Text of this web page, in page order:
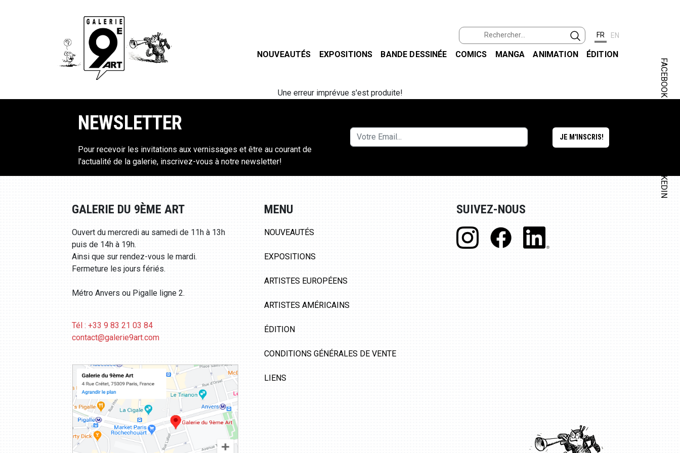
FR EN
NOUVEAUTÉS EXPOSITIONS BANDE DESSINÉE COMICS MANGA ANIMATION ÉDITION
FACEBOOK
LINKEDIN
Une erreur imprévue s'est produite!
NEWSLETTER
Pour recevoir les invitations aux vernissages et être au courant de
l'actualité de la galerie, inscrivez-vous à notre newsletter!
GALERIE DU 9ÈME ART
Ouvert du mercredi au samedi de 11h à 13h
puis de 14h à 19h.
Ainsi que sur rendez-vous le mardi.
Fermeture les jours fériés.
Métro Anvers ou Pigalle ligne 2.
Tél : +33 9 83 21 03 84
contact@galerie9art.com
MENU
NOUVEAUTÉS
EXPOSITIONS
ARTISTES EUROPÉENS
ARTISTES AMÉRICAINS
ÉDITION
CONDITIONS GÉNÉRALES DE VENTE
LIENS
SUIVEZ-NOUS